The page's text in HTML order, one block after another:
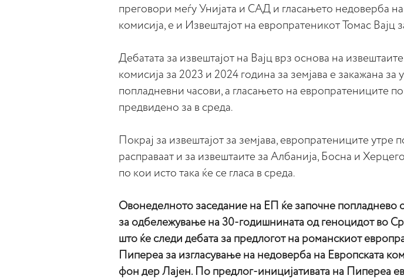
преговори меѓу Унијата и САД и гласањето недоверба
комисија, е и Извештајот на европратеникот Томас Вајц
Дебатата за извештајот на Вајц врз основа на
комисија за 2023 и 2024 година за земјава е закажана за
попладневни часови, а гласањето на европратениците
предвидено за в среда.
Покрај за извештајот за земјава, европратениците утре
расправаат и за извештаите за Албанија, Босна и
по кои исто така ќе се гласа в среда.
Овонеделното заседание на ЕП ќе започне попладнево
за одбележување на 30-годишнината од геноцидот во
што ќе следи дебата за предлогот на романскиот
Пипереа за изгласување на недоверба на Европската
фон дер Лајен. По предлог-иницијативата на Пипереа